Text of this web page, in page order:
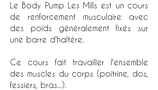
Le Body Pump Les Mills est un cours
de renforcement musculaire avec
des poids généralement fixés sur
une barre d'haltère.
Ce cours fait travailler l'ensemble
des muscles du corps (poitrine, dos,
fessiers, bras...).